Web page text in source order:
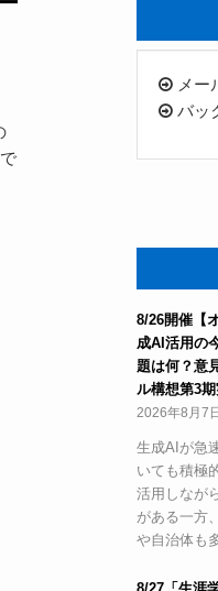
メー
バッ
8/26開催【
成AI活用の
題は何？意
ル構想第3期
2026年8月7
生成AIが急
いても積極
活用しなが
がある一方
や自治体も